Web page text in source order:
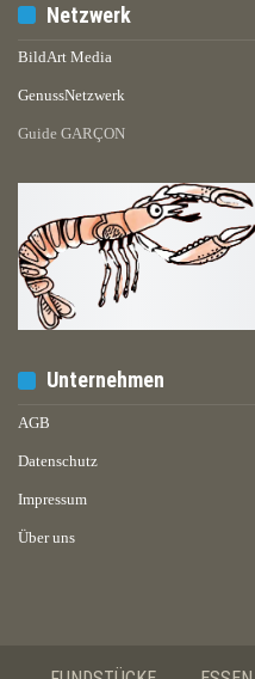
Netzwerk
BildArt Media
GenussNetzwerk
Guide GARÇON
Unternehmen
AGB
Datenschutz
Impressum
Über uns